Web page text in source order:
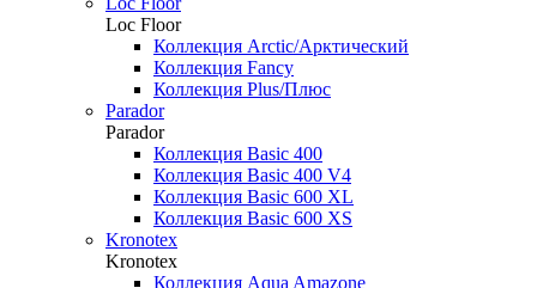
Loc Floor
Коллекция Arctic/Арктический
Коллекция Fancy
Коллекция Plus/Плюс
Parador
Parador
Коллекция Basic 400
Коллекция Basic 400 V4
Коллекция Basic 600 ХL
Коллекция Basic 600 ХS
Kronotex
Kronotex
Коллекция Aqua Amazone